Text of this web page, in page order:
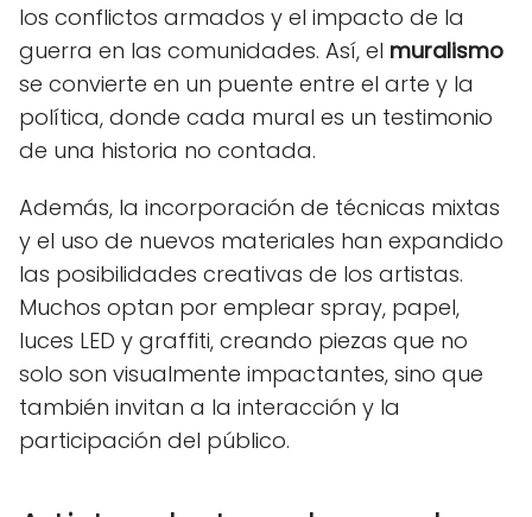
los conflictos armados y el impacto de la
guerra en las comunidades. Así, el muralismo
se convierte en un puente entre el arte y la
política, donde cada mural es un testimonio
de una historia no contada.
Además, la incorporación de técnicas mixtas
y el uso de nuevos materiales han expandido
las posibilidades creativas de los artistas.
Muchos optan por emplear spray, papel,
luces LED y graffiti, creando piezas que no
solo son visualmente impactantes, sino que
también invitan a la interacción y la
participación del público.